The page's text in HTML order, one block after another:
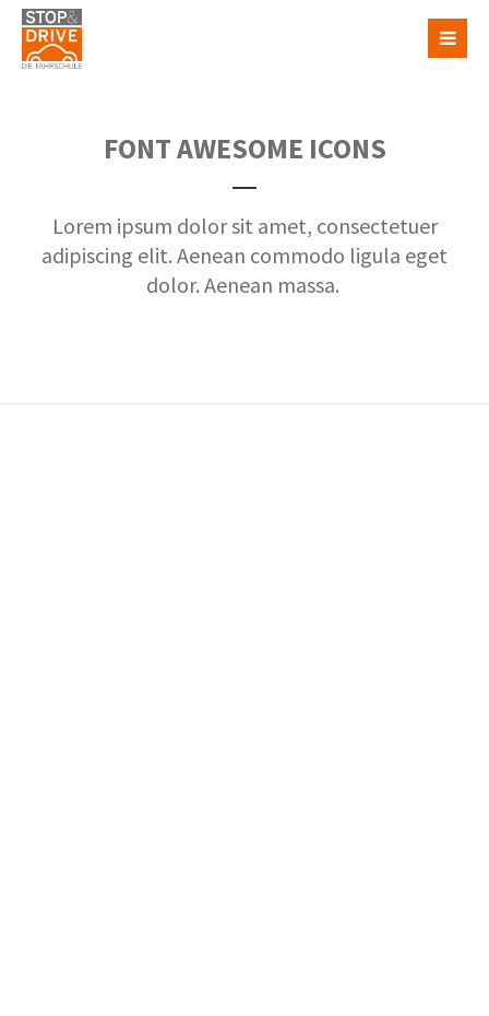
FONT AWESOME ICONS
Lorem ipsum dolor sit amet, consectetuer
adipiscing elit. Aenean commodo ligula eget
dolor. Aenean massa.